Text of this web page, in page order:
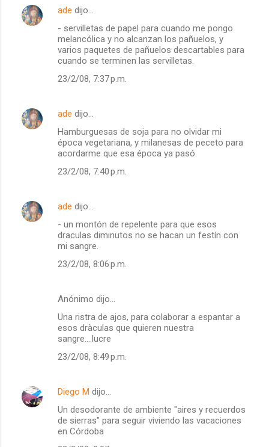
ade dijo…
- servilletas de papel para cuando me pongo
melancólica y no alcanzan los pañuelos, y
varios paquetes de pañuelos descartables para
cuando se terminen las servilletas.
23/2/08, 7:37 p.m.
ade dijo…
Hamburguesas de soja para no olvidar mi
época vegetariana, y milanesas de peceto para
acordarme que esa época ya pasó.
23/2/08, 7:40 p.m.
ade dijo…
- un montón de repelente para que esos
draculas diminutos no se hacan un festín con
mi sangre.
23/2/08, 8:06 p.m.
Anónimo dijo…
Una ristra de ajos, para colaborar a espantar a
esos dràculas que quieren nuestra
sangre....lucre
23/2/08, 8:49 p.m.
Diego M dijo…
Un desodorante de ambiente "aires y recuerdos
de sierras" para seguir viviendo las vacaciones
en Córdoba